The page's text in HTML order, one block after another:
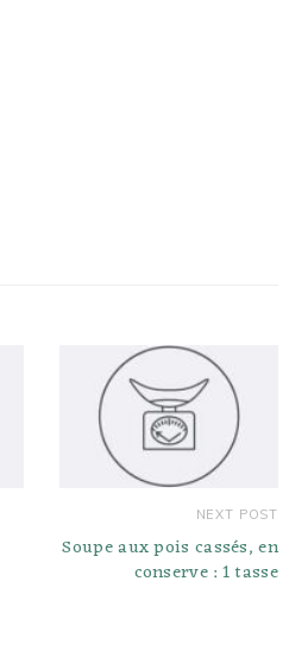
NEXT POST
Soupe aux pois cassés, en
conserve : 1 tasse